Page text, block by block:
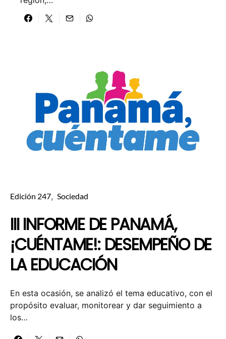
Edición 247 Sociedad
III INFORME DE PANAMÁ,
¡CUÉNTAME!: DESEMPEÑO DE
LA EDUCACIÓN
En esta ocasión, se analizó el tema educativo, con el
propósito evaluar, monitorear y dar seguimiento a
los…